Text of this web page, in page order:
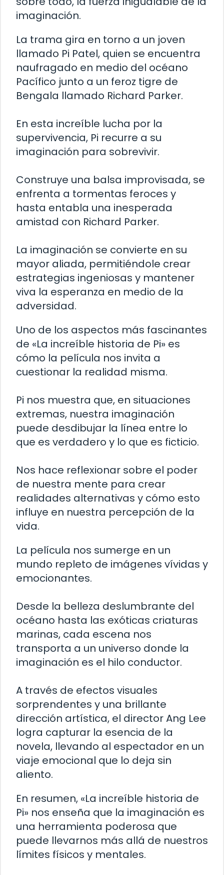
imaginación.
La trama gira en torno a un joven
llamado Pi Patel, quien se encuentra
naufragado en medio del océano
Pacífico junto a un feroz tigre de
Bengala llamado Richard Parker.
En esta increíble lucha por la
supervivencia, Pi recurre a su
imaginación para sobrevivir.
Construye una balsa improvisada, se
enfrenta a tormentas feroces y
hasta entabla una inesperada
amistad con Richard Parker.
La imaginación se convierte en su
mayor aliada, permitiéndole crear
estrategias ingeniosas y mantener
viva la esperanza en medio de la
adversidad.
Uno de los aspectos más fascinantes
de «La increíble historia de Pi» es
cómo la película nos invita a
cuestionar la realidad misma.
Pi nos muestra que, en situaciones
extremas, nuestra imaginación
puede desdibujar la línea entre lo
que es verdadero y lo que es ficticio.
Nos hace reflexionar sobre el poder
de nuestra mente para crear
realidades alternativas y cómo esto
influye en nuestra percepción de la
vida.
La película nos sumerge en un
mundo repleto de imágenes vívidas y
emocionantes.
Desde la belleza deslumbrante del
océano hasta las exóticas criaturas
marinas, cada escena nos
transporta a un universo donde la
imaginación es el hilo conductor.
A través de efectos visuales
sorprendentes y una brillante
dirección artística, el director Ang Lee
logra capturar la esencia de la
novela, llevando al espectador en un
viaje emocional que lo deja sin
aliento.
En resumen, «La increíble historia de
Pi» nos enseña que la imaginación es
una herramienta poderosa que
puede llevarnos más allá de nuestros
límites físicos y mentales.